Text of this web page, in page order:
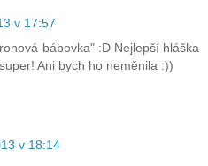
v 17:57
bábovka" :D Nejlepší hláška
Ani bych ho neměnila :))
v 18:14